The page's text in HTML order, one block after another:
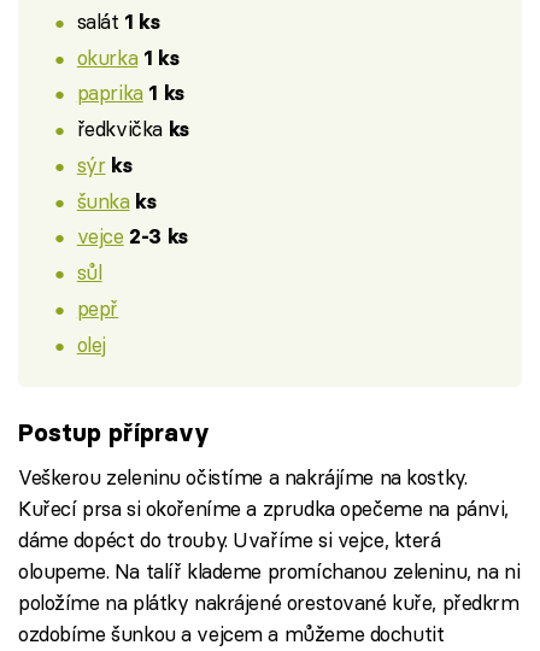
salát 1 ks
okurka 1 ks
paprika 1 ks
ředkvička ks
sýr ks
šunka ks
vejce 2-3 ks
sůl
pepř
olej
Postup přípravy
Veškerou zeleninu očistíme a nakrájíme na kostky.
Kuřecí prsa si okořeníme a zprudka opečeme na pánvi,
dáme dopéct do trouby. Uvaříme si vejce, která
oloupeme. Na talíř klademe promíchanou zeleninu, na ni
položíme na plátky nakrájené orestované kuře, předkrm
ozdobíme šunkou a vejcem a můžeme dochutit